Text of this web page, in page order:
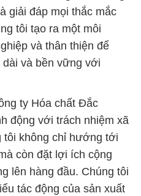
giải đáp mọi thắc mắc
tôi tạo ra một môi
và thân thiện để
và bền vững với
ty Hóa chất Đắc
động với trách nhiệm xã
tôi không chỉ hướng tới
còn đặt lợi ích cộng
lên hàng đầu. Chúng tôi
tác động của sản xuất